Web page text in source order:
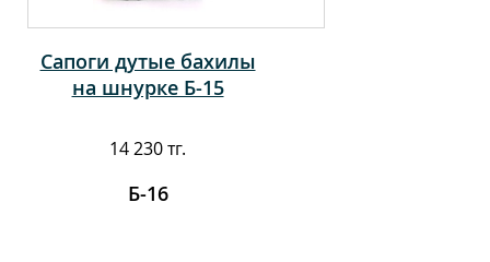
Сапоги дутые бахилы
на шнурке Б-15
14 230 тг.
Б-16